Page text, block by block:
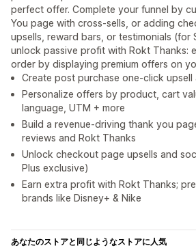
perfect offer. Complete your funnel by
You page with cross-sells, or adding
upsells, reward bars, or testimonials (for
unlock passive profit with Rokt Thanks:
order by displaying premium offers on
Create post purchase one-click
Personalize offers by product, cart
language, UTM + more
Build a revenue-driving thank you
reviews and Rokt Thanks
Unlock checkout page upsells and
Plus exclusive)
Earn extra profit with Rokt Thanks;
brands like Disney+ & Nike
あなたのストアと同じようなストアに人気